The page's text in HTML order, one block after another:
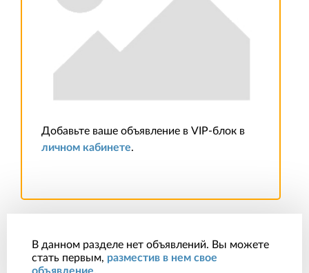
Добавьте ваше объявление в VIP-блок в
личном кабинете.
В данном разделе нет объявлений. Вы можете
стать первым, разместив в нем свое
объявление.